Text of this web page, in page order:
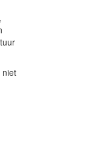
niet